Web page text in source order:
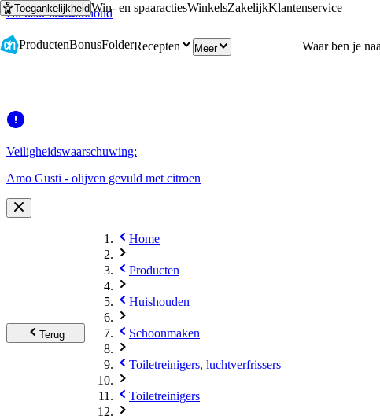
Ga naar hoofdinhoud
Ga naar zoeken
ToegankelijkheidWin- en spaaractiesWinkelsZakelijkKlantenservice
ProductenBonusFolderRecepten Meer
Veiligheidswaarschuwing:
Amo Gusti - olijven gevuld met citroen
Terug
Home
Producten
Huishouden
Schoonmaken
Toiletreinigers, luchtverfrissers
Toiletreinigers